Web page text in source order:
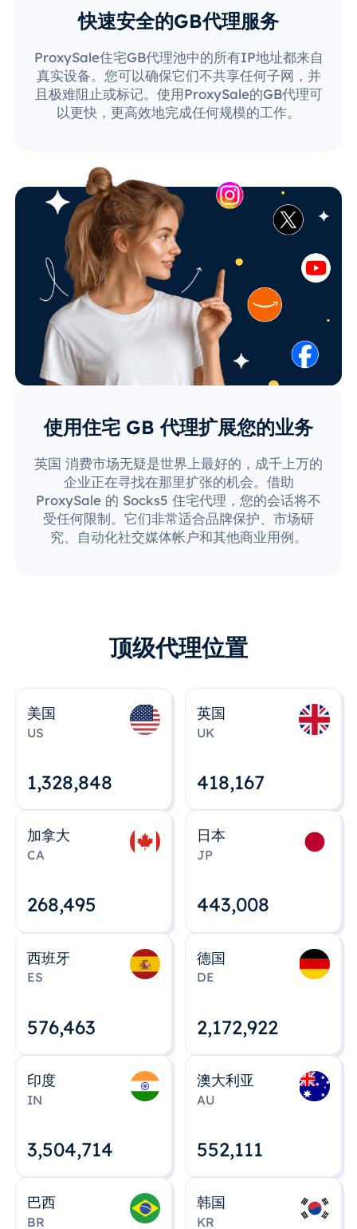
快速安全的GB代理服务
ProxySale住宅GB代理池中的所有IP地址都来自
真实设备。您可以确保它们不共享任何子网，并
且极难阻止或标记。使用ProxySale的GB代理可
以更快，更高效地完成任何规模的工作。
使用住宅 GB 代理扩展您的业务
英国 消费市场无疑是世界上最好的，成千上万的
企业正在寻找在那里扩张的机会。借助
ProxySale 的 Socks5 住宅代理，您的会话将不
受任何限制。它们非常适合品牌保护、市场研
究、自动化社交媒体帐户和其他商业用例。
顶级代理位置
美国
US
1,328,848
英国
UK
418,167
加拿大
CA
268,495
日本
JP
443,008
西班牙
ES
576,463
德国
DE
2,172,922
印度
IN
3,504,715
澳大利亚
AU
552,112
巴西
BR
韩国
KR